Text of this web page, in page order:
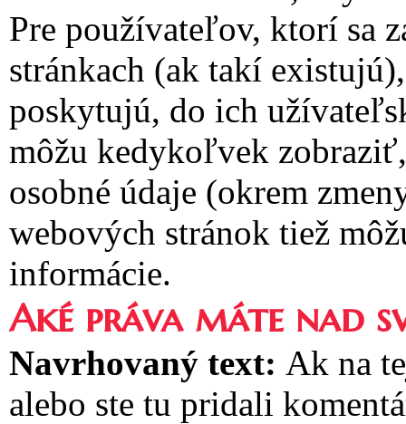
Pre používateľov, ktorí sa
stránkach (ak takí
poskytujú, do ich
môžu kedykoľvek
osobné údaje (okrem
webových stránok tiež
informácie.
Aké práva máte nad
Navrhovaný text: Ak na
alebo ste tu pridali